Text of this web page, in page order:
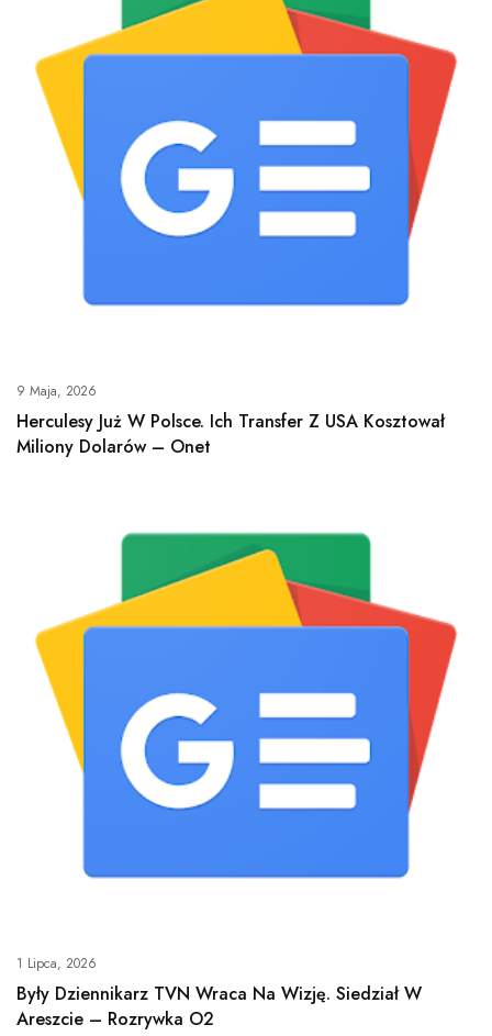
9 Maja, 2026
Herculesy Już W Polsce. Ich Transfer Z USA Kosztował
Miliony Dolarów – Onet
1 Lipca, 2026
Były Dziennikarz TVN Wraca Na Wizję. Siedział W
Areszcie – Rozrywka O2